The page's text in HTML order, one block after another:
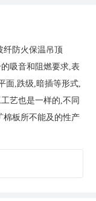
纤防火保温吊顶
吸音和阻燃要求,表
面,跌级,暗插等形式,
艺也是一样的,不同
棉板所不能及的性产
吸音和阻燃要求,表